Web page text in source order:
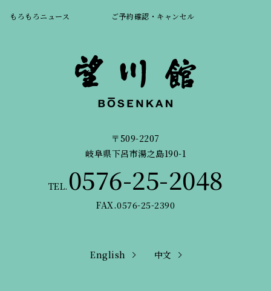
もろもろニュース ご予約確認・キャンセル
〒509-2207
岐阜県下呂市湯之島190-1
TEL. 0576-25-2048
FAX.0576-25-2390
English 中文